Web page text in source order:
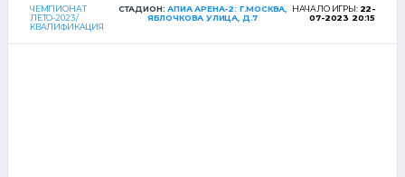
ЧЕМПИОНАТ
ЛЕТО-2023 /
КВАЛИФИКАЦИЯ
СТАДИОН:АПИА АРЕНА-2: Г.МОСКВА,
ЯБЛОЧКОВА УЛИЦА, Д.7
НАЧАЛО ИГРЫ: 22-
07-2023 20:15